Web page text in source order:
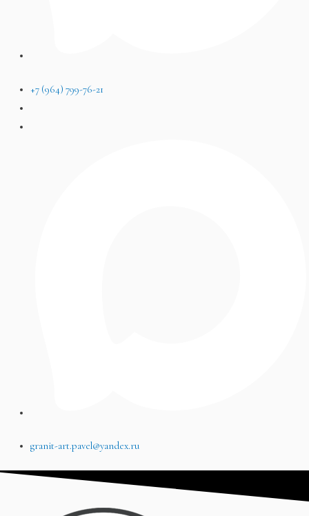
+7 (964) 799-76-21
granit-art.pavel@yandex.ru